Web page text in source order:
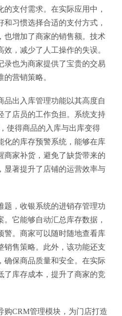
支付需求。在实际应用中，
和习惯选择合适的支付方式，
也增加了商家的销售额。技术
，减少了人工操作的失误。
录也为商家提供了宝贵的交易
营销策略。
品出入库管理功能以其高度自
了店员的工作负担。系统支持
使得商品的入库与出库变得
化的库存预警系统，能够在库
商家补货，避免了缺货带来的
显著提升了店铺的运营效率与
题，收银系统的进销存管理功
它能够自动汇总库存数据，
警。商家可以随时随地查看库
销售策略。此外，该功能还支
确保商品质量和安全。在实际
了库存成本，提升了商家的竞
购CRM管理模块，为门店打造